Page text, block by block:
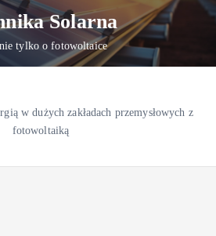
Solarna
tylko o fotowoltaice
w dużych zakładach przemysłowych z
fotowoltaiką